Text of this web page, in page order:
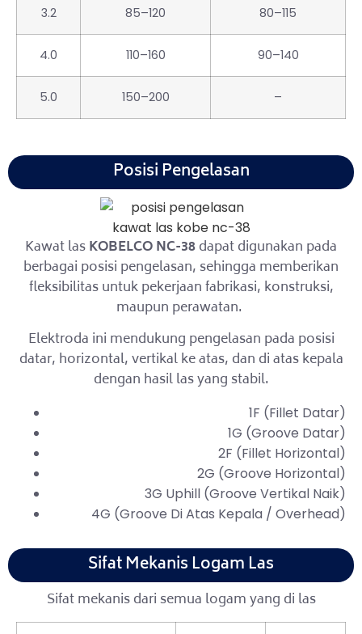
3.2 85–120 80–115
4.0 110–160 90–140
5.0 150–200 –
Posisi Pengelasan
Kawat lasKOBELCO NC-38dapat digunakan pada
berbagai posisi pengelasan, sehingga memberikan
fleksibilitas untuk pekerjaan fabrikasi, konstruksi,
maupun perawatan.
Elektroda ini mendukung pengelasan pada posisi
datar, horizontal, vertikal ke atas, dan di atas kepala
dengan hasil las yang stabil.
1F (Fillet Datar)
1G (Groove Datar)
2F (Fillet Horizontal)
2G (Groove Horizontal)
3G Uphill (Groove Vertikal Naik)
4G (Groove Di Atas Kepala / Overhead)
Sifat Mekanis Logam Las
Sifat mekanis dari semua logam yang di las